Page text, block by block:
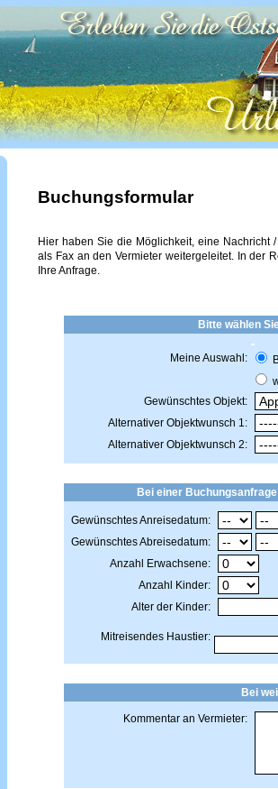
Buchungsformular
Hier haben Sie die Möglichkeit, eine Nachricht
als Fax an den Vermieter weitergeleitet. In der
Ihre Anfrage.
Bitte wählen
Meine Auswahl:
Gewünschtes Objekt:
Alternativer Objektwunsch 1:
Alternativer Objektwunsch 2:
Bei einer
Gewünschtes Anreisedatum:
Gewünschtes Abreisedatum:
Anzahl Erwachsene:
Anzahl Kinder:
Alter der Kinder:
Mitreisendes Haustier:
Bei
Kommentar an Vermieter: